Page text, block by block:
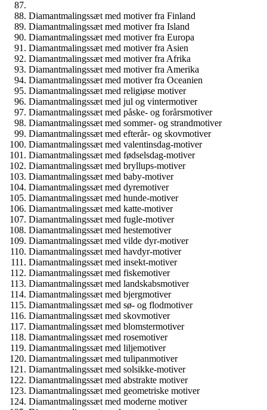
Diamantmalingssæt med motiver fra Finland
Diamantmalingssæt med motiver fra Island
Diamantmalingssæt med motiver fra Europa
Diamantmalingssæt med motiver fra Asien
Diamantmalingssæt med motiver fra Afrika
Diamantmalingssæt med motiver fra Amerika
Diamantmalingssæt med motiver fra Oceanien
Diamantmalingssæt med religiøse motiver
Diamantmalingssæt med jul og vintermotiver
Diamantmalingssæt med påske- og forårsmotiver
Diamantmalingssæt med sommer- og strandmotiver
Diamantmalingssæt med efterår- og skovmotiver
Diamantmalingssæt med valentinsdag-motiver
Diamantmalingssæt med fødselsdag-motiver
Diamantmalingssæt med bryllups-motiver
Diamantmalingssæt med baby-motiver
Diamantmalingssæt med dyremotiver
Diamantmalingssæt med hunde-motiver
Diamantmalingssæt med katte-motiver
Diamantmalingssæt med fugle-motiver
Diamantmalingssæt med hestemotiver
Diamantmalingssæt med vilde dyr-motiver
Diamantmalingssæt med havdyr-motiver
Diamantmalingssæt med insekt-motiver
Diamantmalingssæt med fiskemotiver
Diamantmalingssæt med landskabsmotiver
Diamantmalingssæt med bjergmotiver
Diamantmalingssæt med sø- og flodmotiver
Diamantmalingssæt med skovmotiver
Diamantmalingssæt med blomstermotiver
Diamantmalingssæt med rosemotiver
Diamantmalingssæt med liljemotiver
Diamantmalingssæt med tulipanmotiver
Diamantmalingssæt med solsikke-motiver
Diamantmalingssæt med abstrakte motiver
Diamantmalingssæt med geometriske motiver
Diamantmalingssæt med moderne motiver